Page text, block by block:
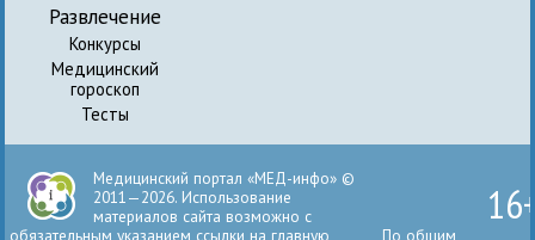
Развлечение
Конкурсы
Медицинский
гороскоп
Тесты
Медицинский портал «МЕД-инфо» ©
2011—2026. Использование
материалов сайта возможно с
обязательным указанием ссылки на главную
По общим